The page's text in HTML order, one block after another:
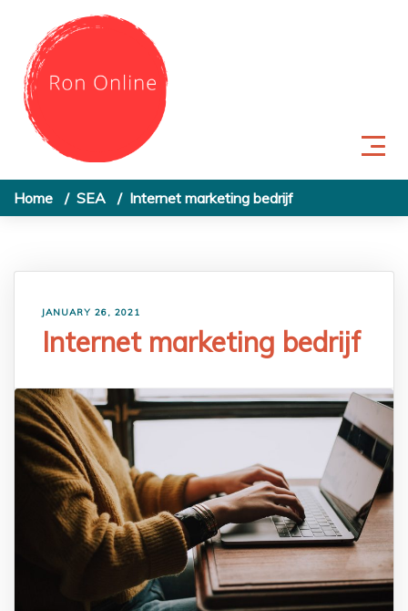
Skip to content
Home SEA Internet marketing bedrijf
JANUARY 26, 2021
Internet marketing bedrijf